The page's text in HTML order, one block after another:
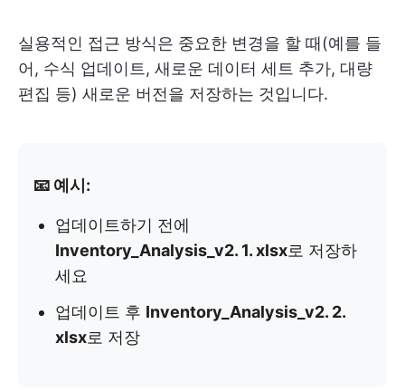
실용적인 접근 방식은 중요한 변경을 할 때(예를 들
어, 수식 업데이트, 새로운 데이터 세트 추가, 대량
편집 등) 새로운 버전을 저장하는 것입니다.
📧 예시:
업데이트하기 전에
Inventory_Analysis_v2. 1. xlsx로 저장하
세요
업데이트 후 Inventory_Analysis_v2. 2.
xlsx로 저장